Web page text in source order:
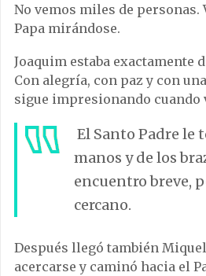
No vemos miles de personas.
Papa mirándose.
Joaquim estaba exactamente
Con alegría, con paz y con
sigue impresionando cuando
El Santo Padre le
manos y de los
encuentro breve,
cercano.
Después llegó también
acercarse y caminó hacia el